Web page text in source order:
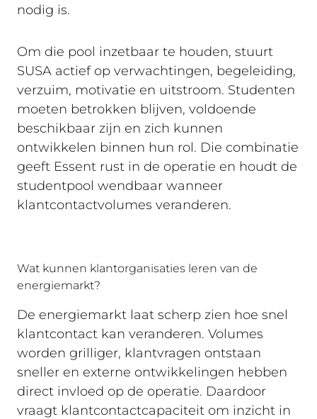
nodig is.
Om die pool inzetbaar te houden, stuurt
SUSA actief op verwachtingen, begeleiding,
verzuim, motivatie en uitstroom. Studenten
moeten betrokken blijven, voldoende
beschikbaar zijn en zich kunnen
ontwikkelen binnen hun rol. Die combinatie
geeft Essent rust in de operatie en houdt de
studentpool wendbaar wanneer
klantcontactvolumes veranderen.
Wat kunnen klantorganisaties leren van de
energiemarkt?
De energiemarkt laat scherp zien hoe snel
klantcontact kan veranderen. Volumes
worden grilliger, klantvragen ontstaan
sneller en externe ontwikkelingen hebben
direct invloed op de operatie. Daardoor
vraagt klantcontactcapaciteit om inzicht in